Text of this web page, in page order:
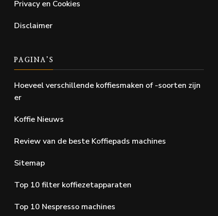
Privacy en Cookies
Disclaimer
PAGINA’S
Hoeveel verschillende koffiesmaken of -soorten zijn
er
Koffie Nieuws
Review van de beste Koffiepads machines
Sitemap
Top 10 filter koffiezetapparaten
Top 10 Nespresso machines